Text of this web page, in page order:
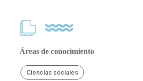
Áreas de conocimiento
Ciencias sociales